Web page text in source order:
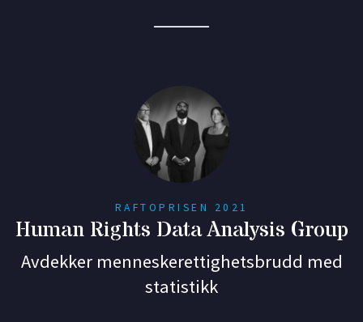
RAFTOPRISEN 2021
Human Rights Data Analysis Group
Avdekker menneskerettighetsbrudd med
statistikk